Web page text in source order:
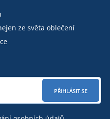
ze světa oblečení
PŘIHLÁSIT SE